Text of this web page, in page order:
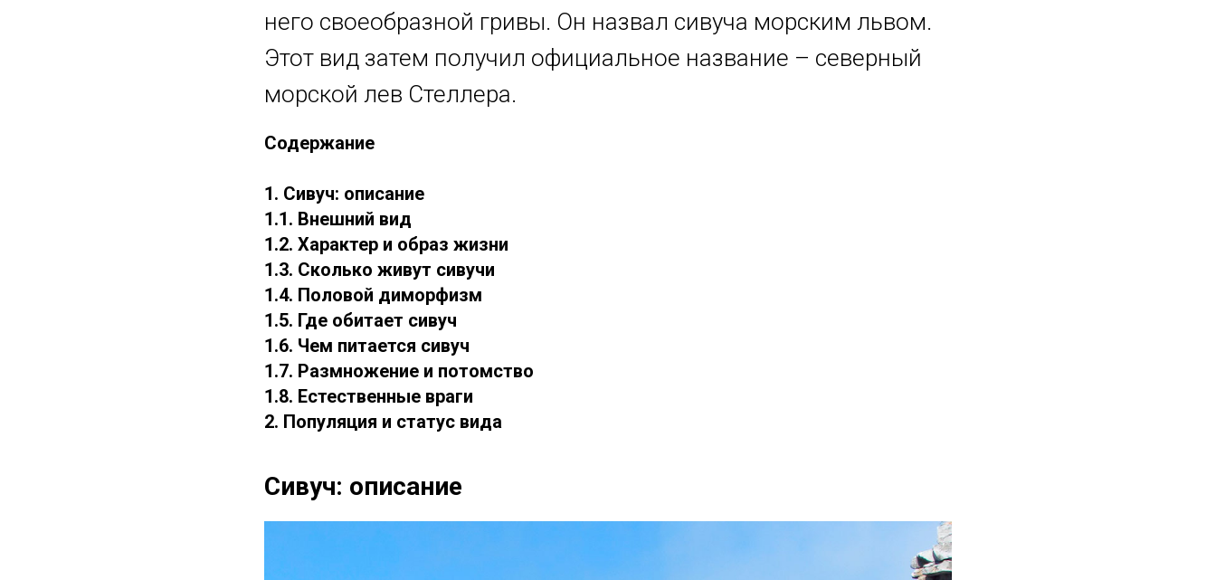
него своеобразной гривы. Он назвал сивуча морским львом.
Этот вид затем получил официальное название – северный
морской лев Стеллера.
Содержание
1. Сивуч: описание
1.1. Внешний вид
1.2. Характер и образ жизни
1.3. Сколько живут сивучи
1.4. Половой диморфизм
1.5. Где обитает сивуч
1.6. Чем питается сивуч
1.7. Размножение и потомство
1.8. Естественные враги
2. Популяция и статус вида
Сивуч: описание